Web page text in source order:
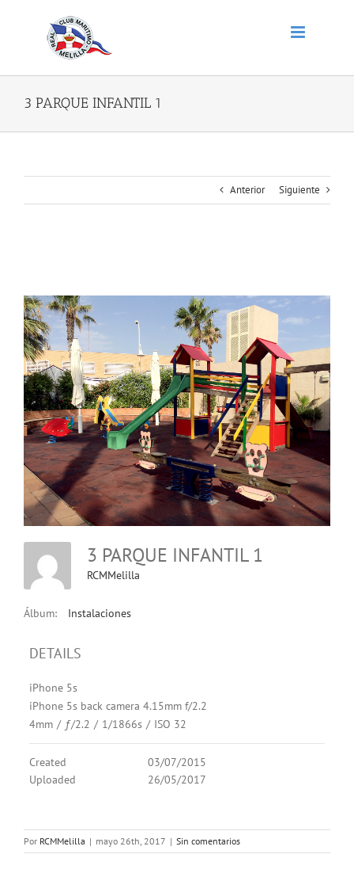
3 PARQUE INFANTIL 1
Anterior Siguiente
3 PARQUE INFANTIL 1
RCMMelilla
Álbum: Instalaciones
DETAILS
iPhone 5s
iPhone 5s back camera 4.15mm f/2.2
4mm / ƒ/2.2 / 1/1866s / ISO 32
Created
03/07/2015
Uploaded
26/05/2017
Por RCMMelilla | mayo 26th, 2017 | Sin comentarios